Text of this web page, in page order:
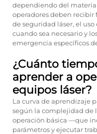
dependiendo del
operadores deben recibir
de seguridad láser, el
cuando sea necesario y
emergencia específicos
¿Cuánto
aprender a
equipos láser?
La curva de aprendizaje
según la complejidad de
operación básica —que
parámetros y ejecutar